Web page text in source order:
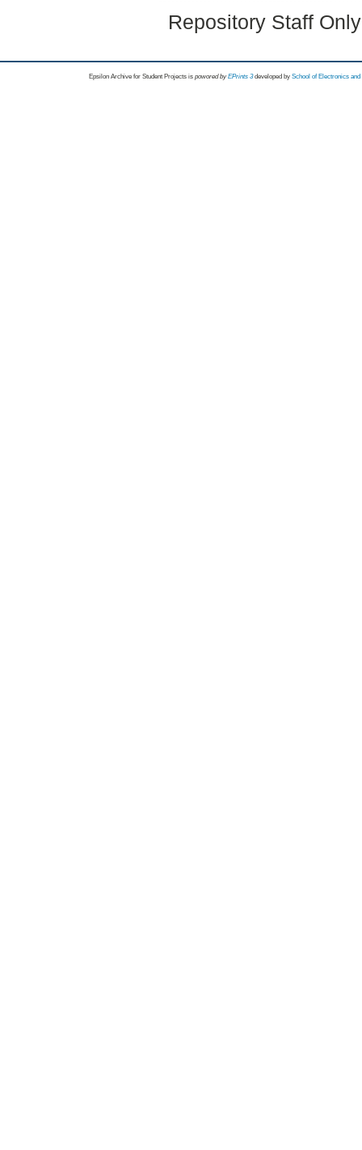
Repository Staff
Epsilon Archive for Student Projects is powored byEPrints 3 developed by School of Electronics